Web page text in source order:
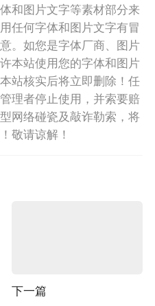
和图片文字等素材部分来
任何字体和图片文字有冒
。如您是字体厂商、图片
本站使用您的字体和图片
站核实后将立即删除！任
理者停止使用，并索要赔
网络碰瓷及敲诈勒索，将
敬请谅解！
下一篇